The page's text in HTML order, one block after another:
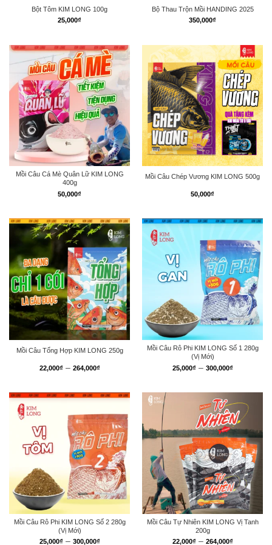
Bột Tôm KIM LONG 100g
25,000₫
Bộ Thau Trộn Mồi HANDING 2025
350,000₫
Mồi Câu Cá Mè Quân Lữ KIM LONG
400g
50,000₫
Mồi Câu Chép Vương KIM LONG 500g
50,000₫
Mồi Câu Tổng Hợp KIM LONG 250g
22,000₫ – 264,000₫Khoảng
22,000₫
đến
Mồi Câu Rô Phi KIM LONG Số 1 280g
(Vị Mới)
25,000₫ – 300,000₫Khoảng
25,000₫
đến
300,000₫
Mồi Câu Rô Phi KIM LONG Số 2 280g
(Vị Mới)
25,000₫ – 300,000₫Khoảng
Mồi Câu Tự Nhiên KIM LONG Vị Tanh
200g
22,000₫ – 264,000₫Khoảng